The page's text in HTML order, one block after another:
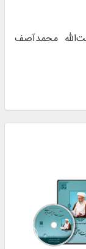
محمدآصف